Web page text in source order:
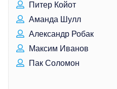
Питер Койот
Аманда Шулл
Александр Робак
Максим Иванов
Пак Соломон